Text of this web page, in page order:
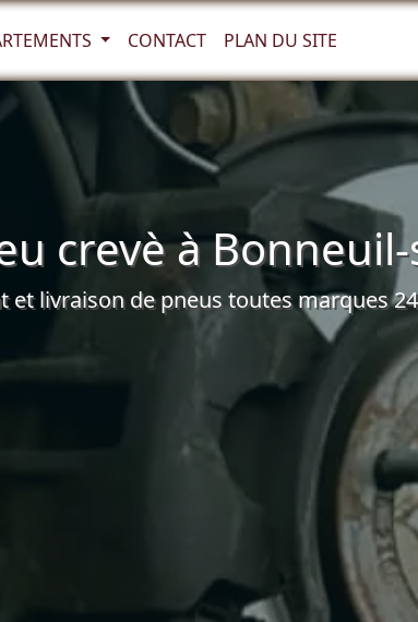
CONTACT PLAN DU SITE
crevè à
et livraison de pneus toutes marques